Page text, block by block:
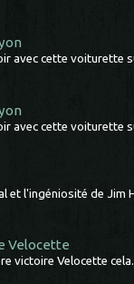
avec cette voiturette
avec cette voiturette
et l'ingéniosité de Jim
Velocette
victoire Velocette